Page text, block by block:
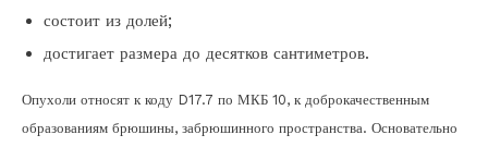
состоит из долей;
достигает размера до десятков сантиметров.
Опухоли относят к коду D17.7 по МКБ 10, к доброкачественным
образованиям брюшины, забрюшинного пространства. Основательно